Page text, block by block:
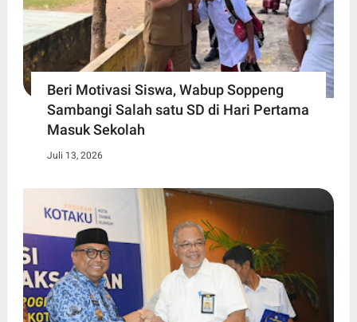
Beri Motivasi Siswa, Wabup Soppeng
Sambangi Salah satu SD di Hari Pertama
Masuk Sekolah
Juli 13, 2026